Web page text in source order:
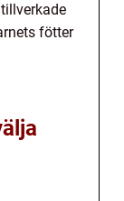
fötter